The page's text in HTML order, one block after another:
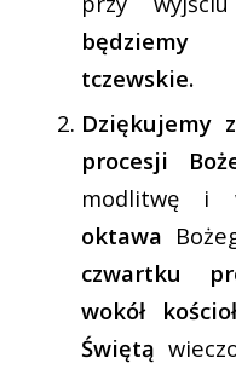
tczewskie.
Dziękujemy
procesji
modlitwę i
oktawa
czwartku
wokół
Świętą